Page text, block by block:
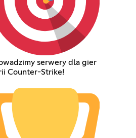
serwery dla gier
Counter-Strike!